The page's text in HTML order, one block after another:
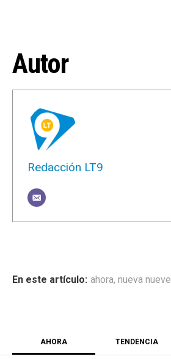
Autor
Redacción LT9
ahora, nueva nueve
AHORA TENDENCIA